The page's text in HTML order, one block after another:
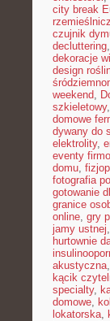
city break
czujnik
decluttering,
dekoracje
design
weekend,
szkieletowy,
domowe
dywany do
elektrolity,
eventy
domu,
fotografia
gotowanie
granice
online, gry
jamy ustnej,
hurtownie
akustyczna,
kącik
specialty,
domowe,
lokatorska,